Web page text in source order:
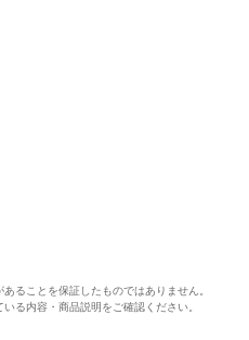
ることを保証したものではありません。
る内容・商品説明をご確認ください。